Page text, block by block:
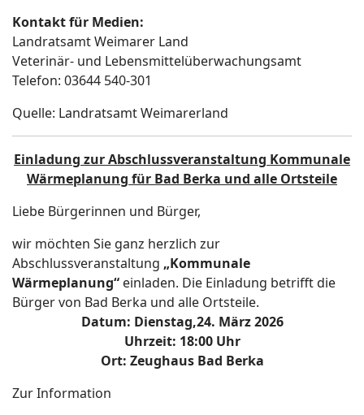
Kontakt für Medien:
Landratsamt Weimarer Land
Veterinär- und Lebensmittelüberwachungsamt
Telefon: 03644 540-301
Quelle: Landratsamt Weimarerland
Einladung zur Abschlussveranstaltung Kommunale
Wärmeplanung für Bad Berka und alle Ortsteile
Liebe Bürgerinnen und Bürger,
wir möchten Sie ganz herzlich zur
Abschlussveranstaltung „Kommunale
Wärmeplanung“ einladen. Die Einladung betrifft die
Bürger von Bad Berka und alle Ortsteile.
Datum: Dienstag,24. März 2026
Uhrzeit: 18:00 Uhr
Ort: Zeughaus Bad Berka
Zur Information